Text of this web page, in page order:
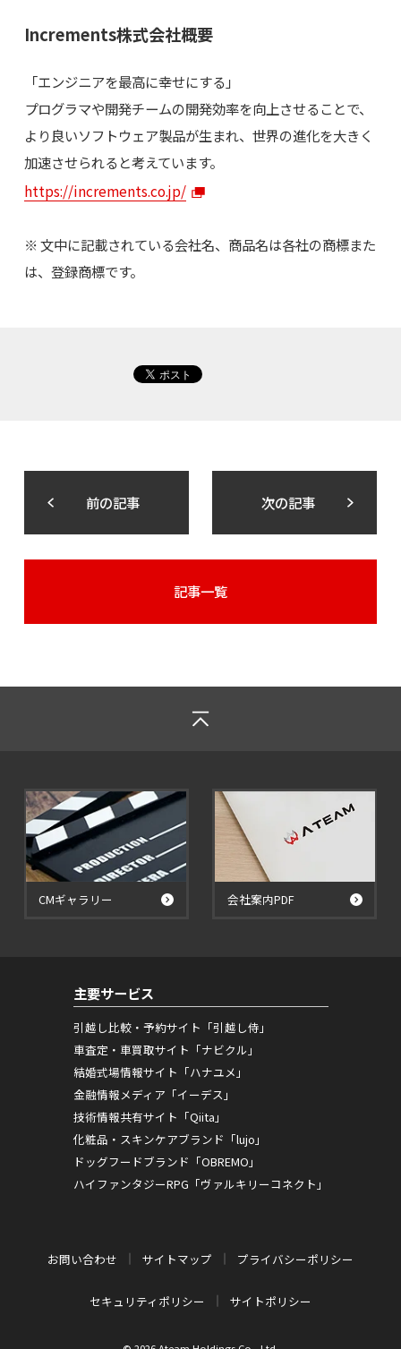
Increments株式会社概要
「エンジニアを最高に幸せにする」
プログラマや開発チームの開発効率を向上させることで、
より良いソフトウェア製品が生まれ、世界の進化を大きく
加速させられると考えています。
https://increments.co.jp/
※ 文中に記載されている会社名、商品名は各社の商標また
は、登録商標です。
前の記事 次の記事
記事一覧
CMギャラリー 会社案内PDF
主要サービス
引越し比較・予約サイト「引越し侍」
車査定・車買取サイト「ナビクル」
結婚式場情報サイト「ハナユメ」
金融情報メディア「イーデス」
技術情報共有サイト「Qiita」
化粧品・スキンケアブランド「lujo」
ドッグフードブランド「OBREMO」
ハイファンタジーRPG「ヴァルキリーコネクト」
お問い合わせ サイトマップ プライバシーポリシー
セキュリティポリシー サイトポリシー